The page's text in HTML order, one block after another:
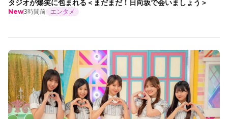
タジオが爆笑に包まれる＜まだまだ！日向坂で会いましょう＞
New3時間前 エンタメ